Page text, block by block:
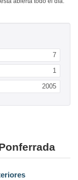
7
1
2005